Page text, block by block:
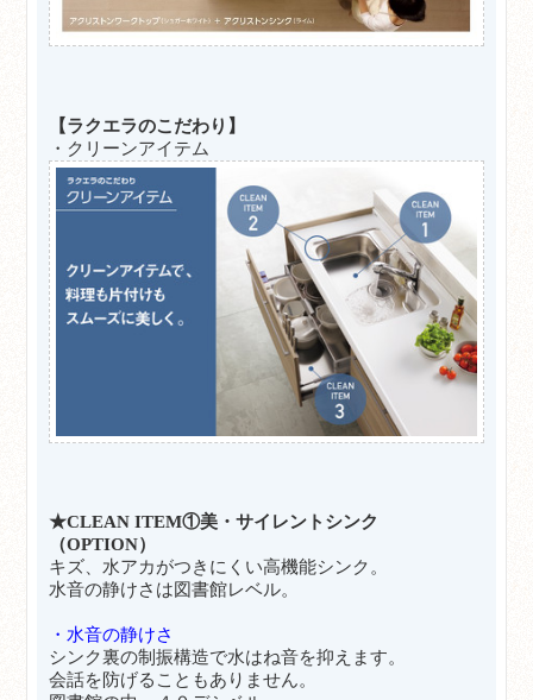
【ラクエラのこだわり】
・クリーンアイテム
★CLEAN ITEM①美・サイレントシンク
（OPTION）
キズ、水アカがつきにくい高機能シンク。
水音の静けさは図書館レベル。
・水音の静けさ
シンク裏の制振構造で水はね音を抑えます。
会話を防げることもありません。